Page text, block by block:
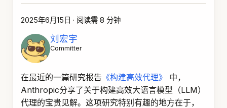
2025年6月15日 · 阅读需 8 分钟
刘宏宇
Committer
在最近的一篇研究报告 《构建高效代理》
中，
Anthropic分享了关于构建高效大语言模型（LLM）
代理的宝贵见解。这项研究特别有趣的地方在于，